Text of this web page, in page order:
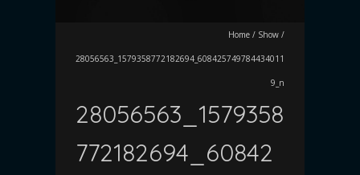
Home / Show /
28056563_1579358772182694_608425749784434011
9_n
28056563_1579358
772182694_60842